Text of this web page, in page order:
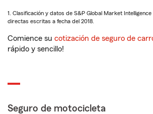
1. Clasificación y datos de S&P Global Market
directas escritas a fecha del 2018.
Comience su cotización de seguro de
rápido y sencillo!
Seguro de motocicleta